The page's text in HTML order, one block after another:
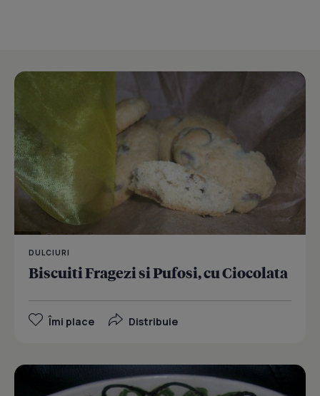
DULCIURI
Biscuiti Fragezi si Pufosi, cu Ciocolata
Îmi place Distribuie